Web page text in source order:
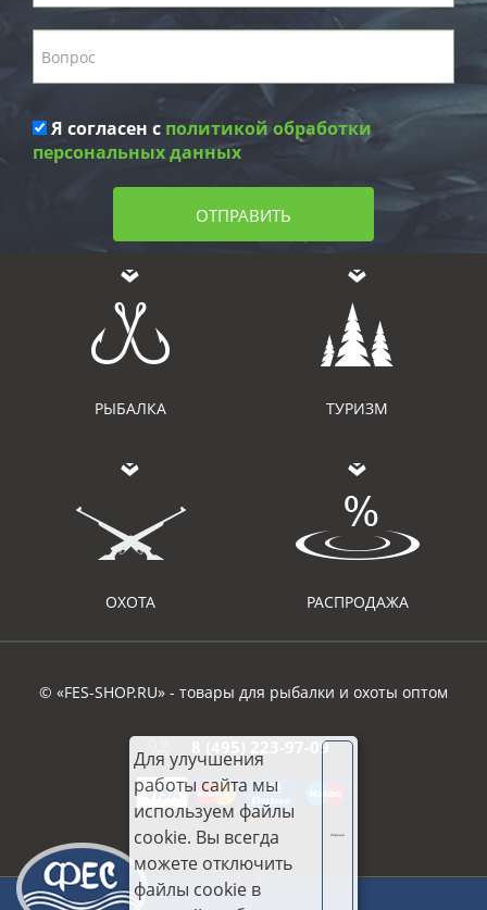
Я согласен с политикой обработки
персональных данных
ОТПРАВИТЬ
РЫБАЛКА ТУРИЗМ
ОХОТА РАСПРОДАЖА
© «FES-SHOP.RU» - товары для рыбалки и охоты оптом
8 (495) 223-97-09
Для улучшения
работы сайта мы
используем файлы
cookie. Вы всегда
можете отключить
файлы cookie в
Хорошо